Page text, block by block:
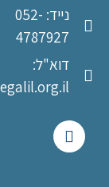
נייד: 052-
4787927
דוא"ל: